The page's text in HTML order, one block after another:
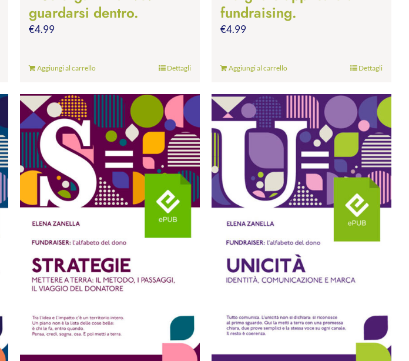
guardarsi dentro.
€4.99
Aggiungi al carrello Dettagli
fundraising.
€4.99
Aggiungi al carrello Dettagli